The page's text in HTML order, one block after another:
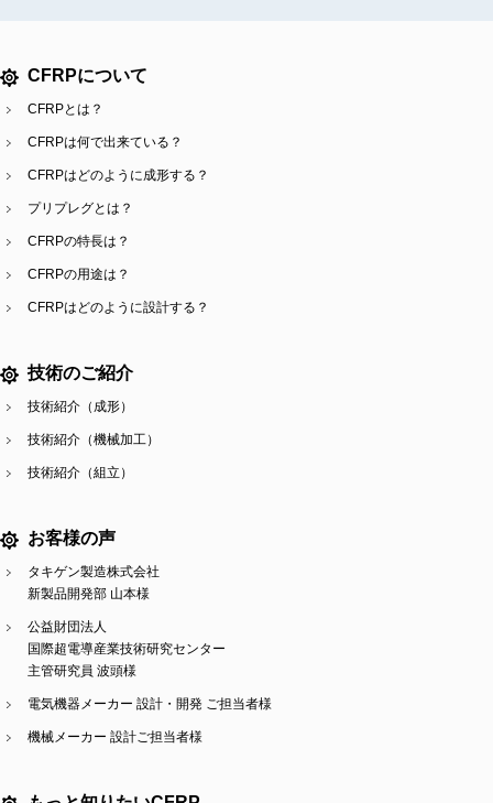
CFRPについて
CFRPとは？
CFRPは何で出来ている？
CFRPはどのように成形する？
プリプレグとは？
CFRPの特長は？
CFRPの用途は？
CFRPはどのように設計する？
技術のご紹介
技術紹介（成形）
技術紹介（機械加工）
技術紹介（組立）
お客様の声
タキゲン製造株式会社
新製品開発部 山本様
公益財団法人
国際超電導産業技術研究センター
主管研究員 波頭様
電気機器メーカー 設計・開発 ご担当者様
機械メーカー 設計ご担当者様